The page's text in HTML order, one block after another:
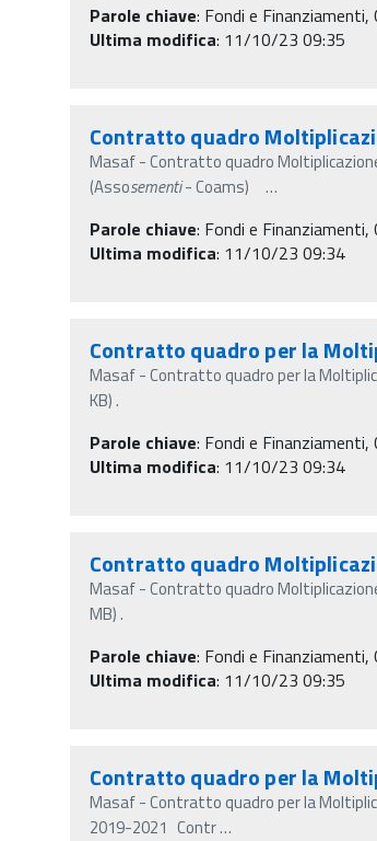
Parole chiave: Fondi e
Ultima modifica: 11/10/23 09:35
Contratto quadro
Masaf - Contratto quadro
(Assosementi- Coams) …
Parole chiave: Fondi e
Ultima modifica: 11/10/23 09:34
Contratto quadro per la
Masaf - Contratto quadro per la
KB) .
Parole chiave: Fondi e
Ultima modifica: 11/10/23 09:34
Contratto quadro
Masaf - Contratto quadro
MB) .
Parole chiave: Fondi e
Ultima modifica: 11/10/23 09:35
Contratto quadro per la
Masaf - Contratto quadro per la
2019-2021 Contr…